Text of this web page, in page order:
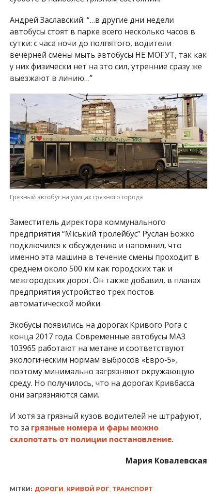
Андрей Заславский: “…в другие дни недели
автобусы стоят в парке всего несколько часов в
сутки: с часа ночи до полпятого, водители
вечерней смены мыть автобусы НЕ МОГУТ, так как
у них физически нет на это сил, утренние сразу же
выезжают в линию…”
Грязный автобус на улицах грязного города
Заместитель директора коммунального
предприятия “Міський тролейбус” Руслан Божко
подключился к обсуждению и напомнил, что
именно эта машина в течение смены проходит в
среднем около 500 км как городских так и
межгородских дорог. Он также добавил, в планах
предприятия устройство трех постов
автоматической мойки.
Экобусы появились на дорогах Кривого Рога с
конца 2017 года. Современные автобусы МАЗ
103965 работают на метане и соответствуют
экологическим нормам выбросов «Евро-5»,
поэтому минимально загрязняют окружающую
среду. Но получилось, что на дорогах Кривбасса
они загрязняются сами.
И хотя за грязный кузов водителей не штрафуют,
то за грязные номера и фары можно
схлопотать от полиции постановление.
Мария Ковалевская
МІТКИ: ДОРОГИ, КРИВОЙ РОГ, ТРАНСПОРТ